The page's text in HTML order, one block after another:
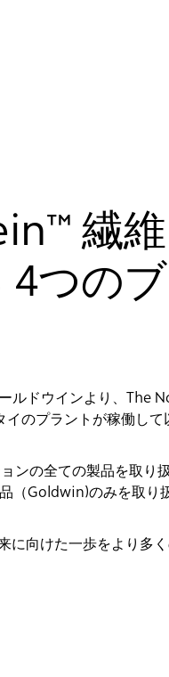
繊
4つの
ルドウインより、
のプラントが稼働し
の全ての製品を取り
（Goldwin)のみを取り
向けた一歩をより多